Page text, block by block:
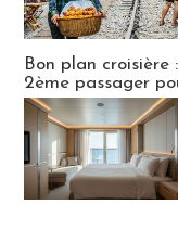
Bon plan croisière
2ème passager